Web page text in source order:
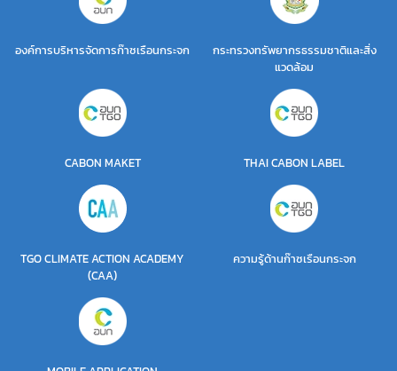
องค์การบริหารจัดการก๊าซเรือนกระจก
กระทรวงทรัพยากรธรรมชาติและสิ่ง
แวดล้อม
CABON MAKET THAI CABON LABEL
TGO CLIMATE ACTION ACADEMY
(CAA)
ความรู้ด้านก๊าซเรือนกระจก